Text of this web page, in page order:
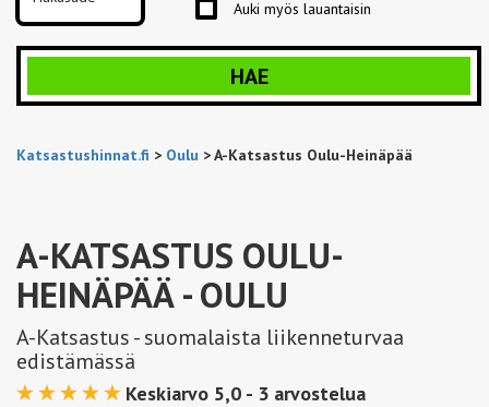
Auki myös lauantaisin
HAE
Katsastushinnat.fi > Oulu >A-Katsastus Oulu-Heinäpää
A-KATSASTUS OULU-
HEINÄPÄÄ- OULU
A-Katsastus - suomalaista liikenneturvaa
edistämässä
Keskiarvo 5,0 - 3 arvostelua